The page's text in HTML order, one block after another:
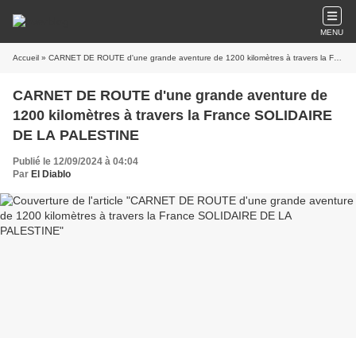
MENU
Accueil » CARNET DE ROUTE d'une grande aventure de 1200 kilomètres à travers la France SOLIDAIRE DE LA PALESTINE
CARNET DE ROUTE d'une grande aventure de
1200 kilomètres à travers la France SOLIDAIRE
DE LA PALESTINE
Publié le 12/09/2024 à 04:04
Par El Diablo